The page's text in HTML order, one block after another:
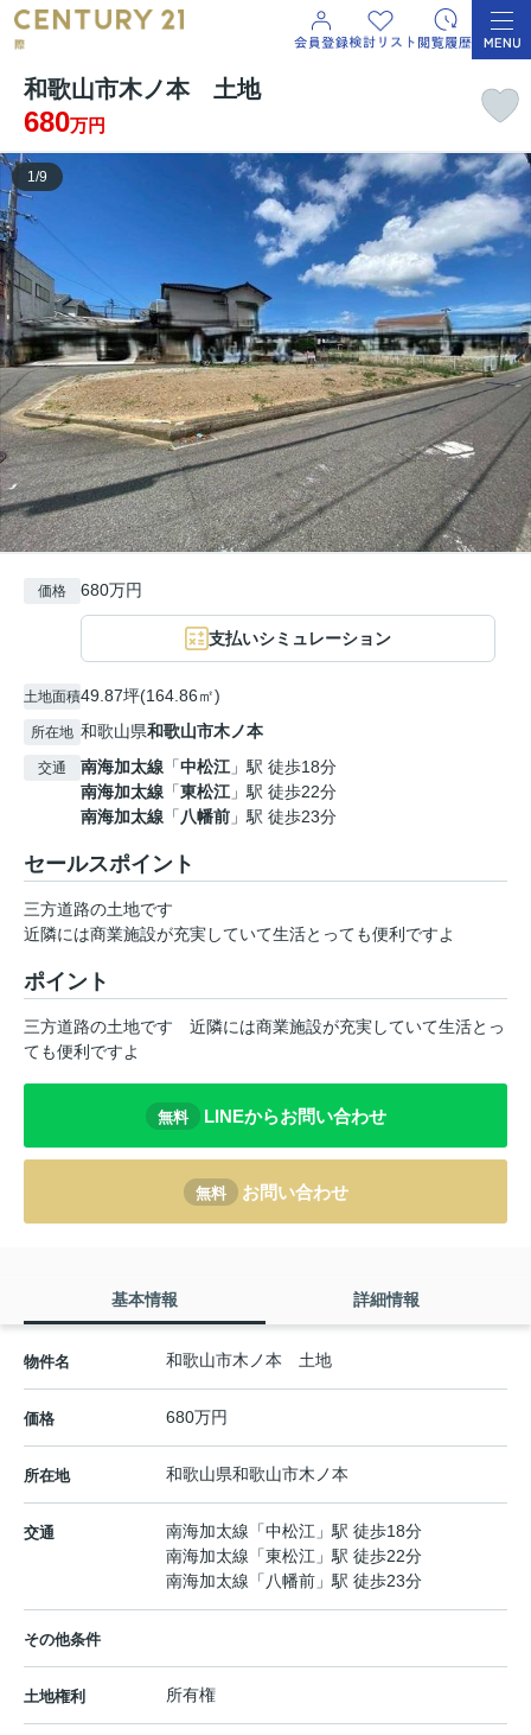
和歌山市木ノ本 土地
680万円
1/9
価格 680万円
支払いシミュレーション
土地面積49.87坪(164.86㎡)
所在地 和歌山県和歌山市木ノ本
交通 南海加太線 「中松江」駅 徒歩18分
南海加太線 「東松江」駅 徒歩22分
南海加太線 「八幡前 」駅 徒歩23分
セールスポイント
三方道路の土地です
近隣には商業施設が充実していて生活とっても便利ですよ
ポイント
三方道路の土地です
近隣には商業施設が充実していて生活とっ
ても便利ですよ
無料 LINEからお問い合わせ
無料 お問い合わせ
基本情報 詳細情報
物件名 和歌山市木ノ本 土地
価格 680万円
所在地 和歌山県和歌山市木ノ本
交通 南海加太線 「中松江 」駅 徒歩18分
南海加太線 「東松江 」駅 徒歩22分
南海加太線 「 八幡前 」駅 徒歩23分
その他条件
土地権利 所有権